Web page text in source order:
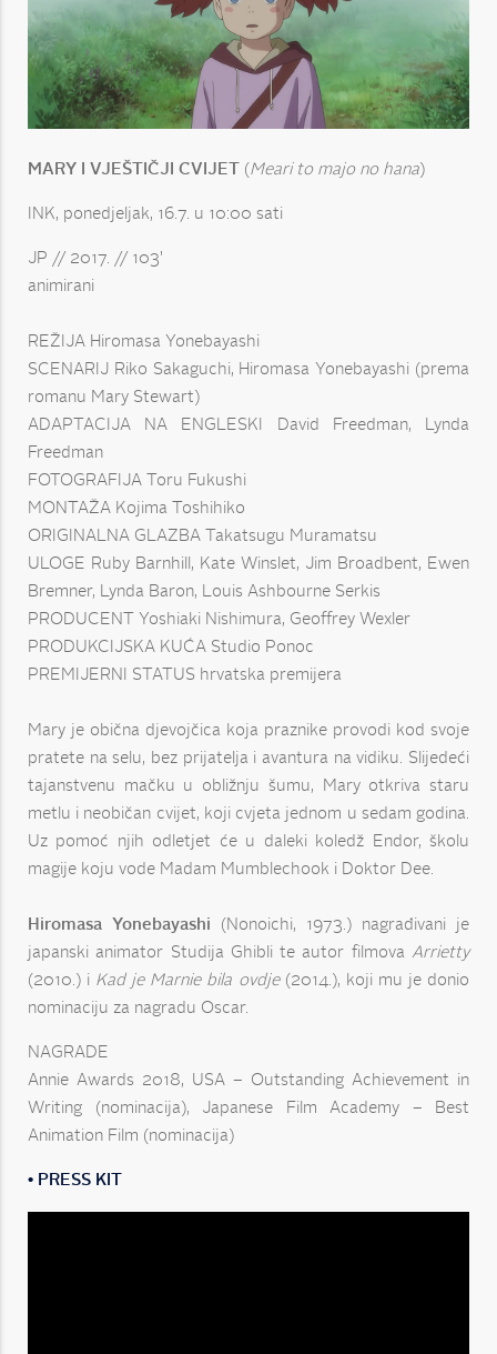
MARY I VJEŠTIČJI CVIJET (Meari to majo no hana)
INK, ponedjeljak, 16.7. u 10:00 sati
JP // 2017. // 103'
animirani
REŽIJA Hiromasa Yonebayashi
SCENARIJ Riko Sakaguchi, Hiromasa Yonebayashi (prema
romanu Mary Stewart)
ADAPTACIJA NA ENGLESKI David Freedman, Lynda
Freedman
FOTOGRAFIJA Toru Fukushi
MONTAŽA Kojima Toshihiko
ORIGINALNA GLAZBA Takatsugu Muramatsu
ULOGE Ruby Barnhill, Kate Winslet, Jim Broadbent, Ewen
Bremner, Lynda Baron, Louis Ashbourne Serkis
PRODUCENT Yoshiaki Nishimura, Geoffrey Wexler
PRODUKCIJSKA KUĆA Studio Ponoc
PREMIJERNI STATUS hrvatska premijera
Mary je obična djevojčica koja praznike provodi kod svoje
pratete na selu, bez prijatelja i avantura na vidiku. Slijedeći
tajanstvenu mačku u obližnju šumu, Mary otkriva staru
metlu i neobičan cvijet, koji cvjeta jednom u sedam godina.
Uz pomoć njih odletjet će u daleki koledž Endor, školu
magije koju vode Madam Mumblechook i Doktor Dee.
Hiromasa Yonebayashi (Nonoichi, 1973.) nagrađivani je
japanski animator Studija Ghibli te autor filmova Arrietty
(2010.) i Kad je Marnie bila ovdje(2014.), koji mu je donio
nominaciju za nagradu Oscar.
NAGRADE
Annie Awards 2018, USA – Outstanding Achievement in
Writing (nominacija), Japanese Film Academy – Best
Animation Film (nominacija)
• PRESS KIT